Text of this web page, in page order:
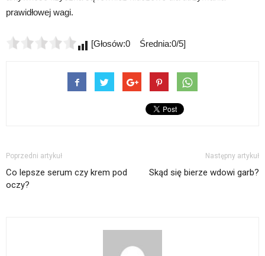
prawidłowej wagi.
[Głosów:0 Średnia:0/5]
Poprzedni artykuł
Co lepsze serum czy krem pod
oczy?
Następny artykuł
Skąd się bierze wdowi garb?